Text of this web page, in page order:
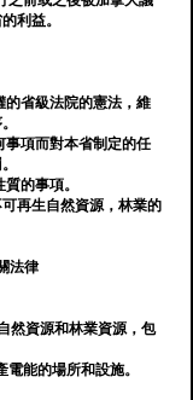
利益。
的省級法院的憲法，維
事項而對本省制定的任
的事項。
再生自然資源，林業的
法律
然資源和林業資源，包
電能的場所和設施。